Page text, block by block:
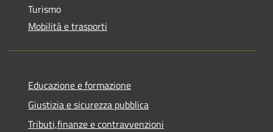
Turismo
Mobilità e trasporti
Educazione e formazione
Giustizia e sicurezza pubblica
Tributi,finanze e contravvenzioni